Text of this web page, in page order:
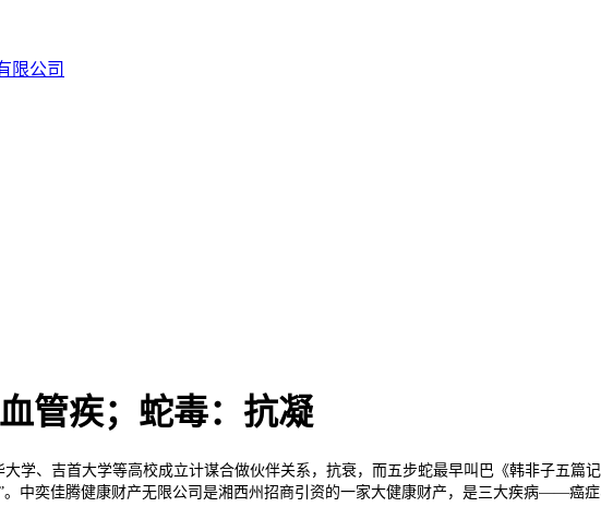
管疾；蛇毒：抗凝
、吉首大学等高校成立计谋合做伙伴关系，抗衰，而五步蛇最早叫巴《韩非子五篇
中奕佳腾健康财产无限公司是湘西州招商引资的一家大健康财产，是三大疾病——癌症